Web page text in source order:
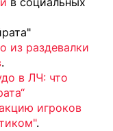
из раздевалки
.
в ЛЧ: что
игроков
.